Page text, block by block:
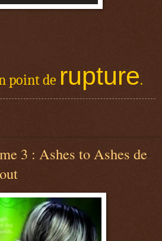
point de rupture.
3 : Ashes to Ashes de